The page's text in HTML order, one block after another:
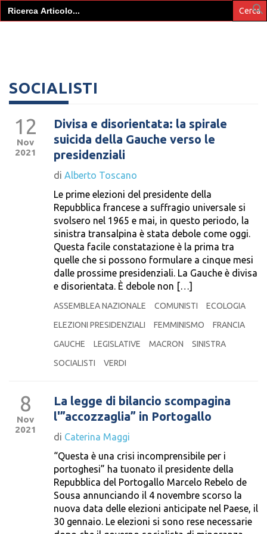
Search
for:
SOCIALISTI
12
Nov
2021
Divisa e disorientata: la spirale
suicida della Gauche verso le
presidenziali
di Alberto Toscano
Le prime elezioni del presidente della
Repubblica francese a suffragio universale si
svolsero nel 1965 e mai, in questo periodo, la
sinistra transalpina è stata debole come oggi.
Questa facile constatazione è la prima tra
quelle che si possono formulare a cinque mesi
dalle prossime presidenziali. La Gauche è divisa
e disorientata. È debole non […]
ASSEMBLEA NAZIONALE COMUNISTI
ECOLOGIA
ELEZIONI PRESIDENZIALI
FEMMINISMO
FRANCIA
GAUCHE
LEGISLATIVE MACRON
SINISTRA
SOCIALISTI
VERDI
8
Nov
2021
La legge di bilancio scompagina
l'”accozzaglia” in Portogallo
di Caterina Maggi
“Questa è una crisi incomprensibile per i
portoghesi” ha tuonato il presidente della
Repubblica del Portogallo Marcelo Rebelo de
Sousa annunciando il 4 novembre scorso la
nuova data delle elezioni anticipate nel Paese, il
30 gennaio. Le elezioni si sono rese necessarie